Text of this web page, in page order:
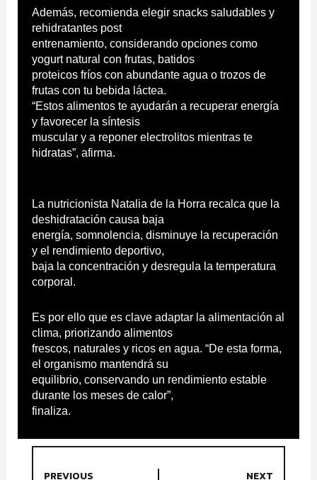
Además, recomienda elegir snacks saludables y
rehidratantes post
entrenamiento, considerando opciones como
yogurt natural con frutas, batidos
proteicos fríos con abundante agua o trozos de
frutas con tu bebida láctea.
“Estos alimentos te ayudarán a recuperar energía
y favorecer la síntesis
muscular y a reponer electrolitos mientras te
hidratas”, afirma.
La nutricionista Natalia de la Horra recalca que la
deshidratación causa baja
energía, somnolencia, disminuye la recuperación
y el rendimiento deportivo,
baja la concentración y desregula la temperatura
corporal.
Es por ello que es clave adaptar la alimentación al
clima, priorizando alimentos
frescos, naturales y ricos en agua. “De esta forma,
el organismo mantendrá su
equilibrio, conservando un rendimiento estable
durante los meses de calor”,
finaliza.
PREVIOUS NEXT